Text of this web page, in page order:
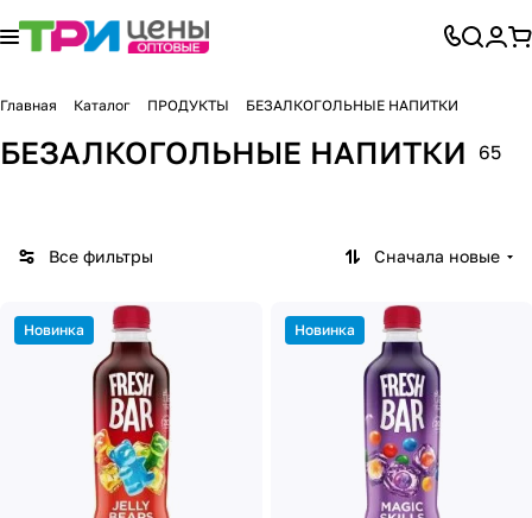
Главная Каталог ПРОДУКТЫ БЕЗАЛКОГОЛЬНЫЕ НАПИТКИ
БЕЗАЛКОГОЛЬНЫЕ НАПИТКИ 65
Все фильтры Сначала новые
Новинка Новинка